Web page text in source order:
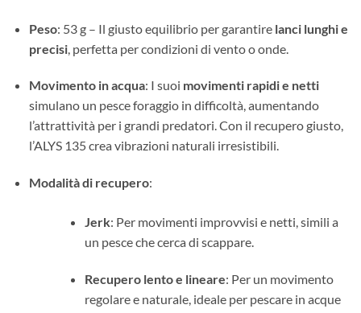
Peso: 53 g – Il giusto equilibrio per garantire lanci lunghi e
precisi, perfetta per condizioni di vento o onde.
Movimento in acqua: I suoi movimenti rapidi e netti
simulano un pesce foraggio in difficoltà, aumentando
l’attrattività per i grandi predatori. Con il recupero giusto,
l’ALYS 135 crea vibrazioni naturali irresistibili.
Modalità di recupero:
Jerk: Per movimenti improvvisi e netti, simili a
un pesce che cerca di scappare.
Recupero lento e lineare: Per un movimento
regolare e naturale, ideale per pescare in acque